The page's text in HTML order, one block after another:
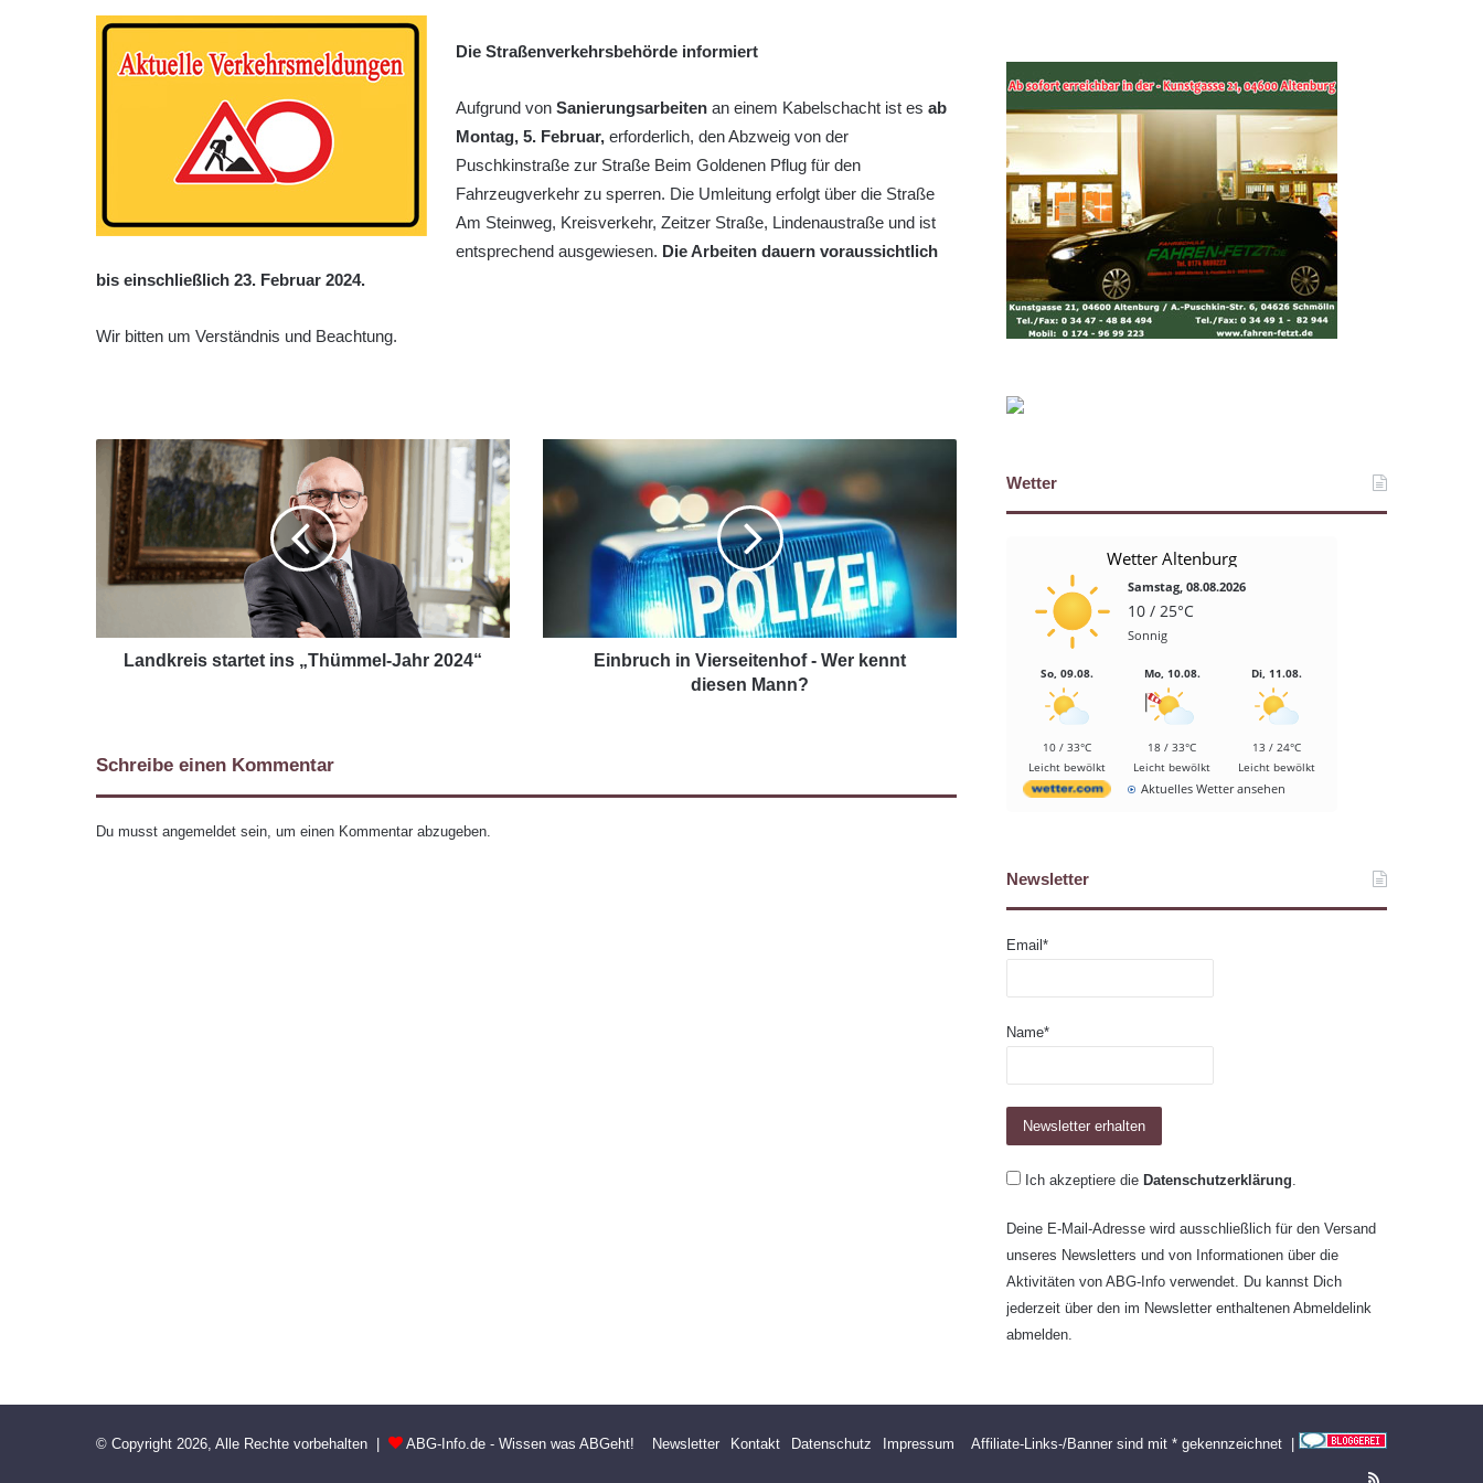
Die Straßenverkehrsbehörde informiert
Aufgrund vonSanierungsarbeiten an einem Kabelschacht ist esab
Montag, 5. Februar, erforderlich, den Abzweig von der
Puschkinstraße zur Straße Beim Goldenen Pflug für den
Fahrzeugverkehr zu sperren. Die Umleitung erfolgt über die Straße
Am Steinweg, Kreisverkehr, Zeitzer Straße, Lindenaustraße und ist
entsprechend ausgewiesen. Die Arbeiten dauern voraussichtlich
bis einschließlich 23. Februar 2024.
Wir bitten um Verständnis und Beachtung.
Landkreis startet ins „Thümmel-Jahr 2024“
Einbruch in Vierseitenhof - Wer kennt
diesen Mann?
Schreibe einen Kommentar
Du musst angemeldet sein, um einen Kommentar abzugeben.
Wetter
Wetter Altenburg
Samstag, 08.08.2026
10 / 25°C
Sonnig
So, 09.08.
10 / 33°C
Leicht bewölkt
Mo, 10.08.
18 / 33°C
Leicht bewölkt
Di, 11.08.
13 / 24°C
Leicht bewölkt
Aktuelles Wetter ansehen
Newsletter
Email*
Name*
Ich akzeptiere die Datenschutzerklärung.
Deine E-Mail-Adresse wird ausschließlich für den Versand
unseres Newsletters und von Informationen über die
Aktivitäten von ABG-Info verwendet. Du kannst Dich
jederzeit über den im Newsletter enthaltenen Abmeldelink
abmelden.
© Copyright 2026, Alle Rechte vorbehalten | ABG-Info.de - Wissen was ABGeht! Affiliate-Links-/Banner sind mit * gekennzeichnet |
Newsletter Kontakt Datenschutz Impressum